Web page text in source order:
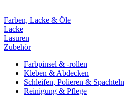
Farben, Lacke & Öle
Lacke
Lasuren
Zubehör
Farbpinsel & -rollen
Kleben & Abdecken
Schleifen, Polieren & Spachteln
Reinigung & Pflege